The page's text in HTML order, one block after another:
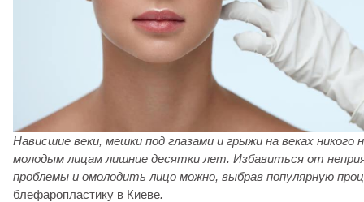
Нависшие веки, мешки под глазами и грыжи на веках
молодым лицам лишние десятки лет. Избавиться от
проблемы и омолодить лицо можно, выбрав популярную
блефаропластику в Киеве.